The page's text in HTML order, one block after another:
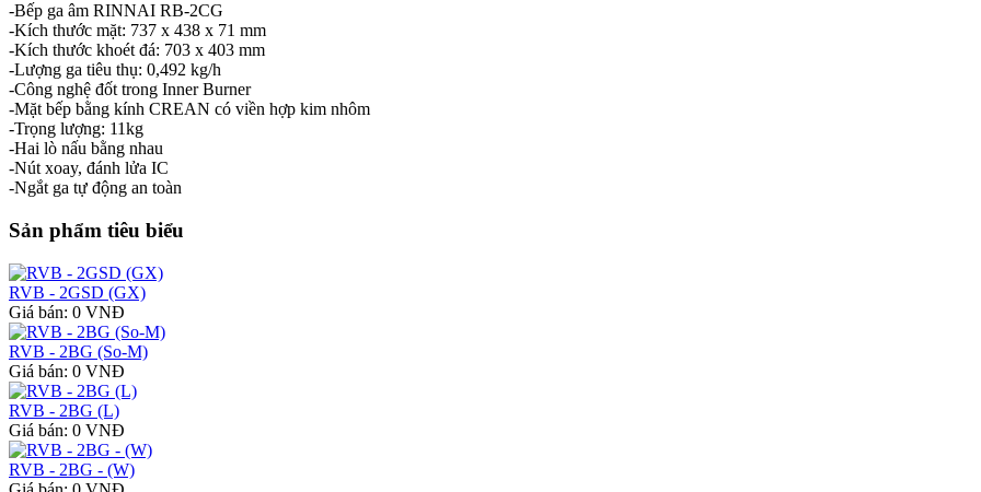
-Bếp ga âm RINNAI RB-2CG
-Kích thước mặt: 737 x 438 x 71 mm
-Kích thước khoét đá: 703 x 403 mm
-Lượng ga tiêu thụ: 0,492 kg/h
-Công nghệ đốt trong Inner Burner
-Mặt bếp bằng kính CREAN có viền hợp kim nhôm
-Trọng lượng: 11kg
-Hai lò nấu bằng nhau
-Nút xoay, đánh lửa IC
-Ngắt ga tự động an toàn
Sản phẩm tiêu biểu
RVB - 2GSD (GX)
Giá bán: 0 VNĐ
RVB - 2BG (So-M)
Giá bán: 0 VNĐ
RVB - 2BG (L)
Giá bán: 0 VNĐ
RVB - 2BG - (W)